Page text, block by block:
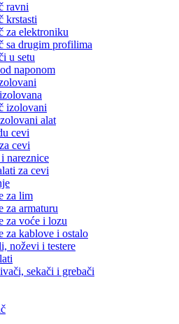
ravni
krstasti
za elektroniku
sa drugim profilima
u setu
naponom
izolovani
alat
cevi
cevi
nareznice
za cevi
za lim
za armaturu
za voće i lozu
za kablove i ostalo
noževi i testere
sekači i grebači